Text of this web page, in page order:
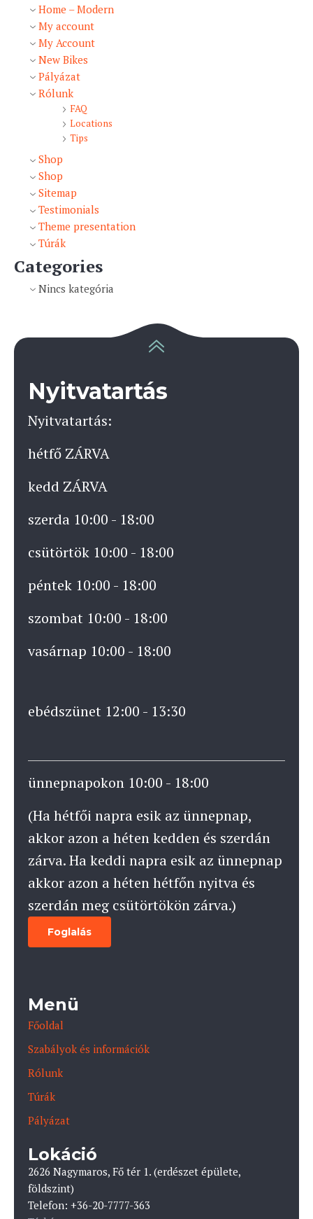
Home – Modern
My account
My Account
New Bikes
Pályázat
Rólunk
FAQ
Locations
Tips
Shop
Shop
Sitemap
Testimonials
Theme presentation
Túrák
Categories
Nincs kategória
Nyitvatartás
Nyitvatartás:
hétfő ZÁRVA
kedd ZÁRVA
szerda 10:00 - 18:00
csütörtök 10:00 - 18:00
péntek 10:00 - 18:00
szombat 10:00 - 18:00
vasárnap 10:00 - 18:00
ebédszünet 12:00 - 13:30
ünnepnapokon 10:00 - 18:00
(Ha hétfői napra esik az ünnepnap,
akkor azon a héten kedden és szerdán
zárva. Ha keddi napra esik az ünnepnap
akkor azon a héten hétfőn nyitva és
szerdán meg csütörtökön zárva.)
Foglalás
Menü
Főoldal
Szabályok és információk
Rólunk
Túrák
Pályázat
Lokáció
2626 Nagymaros, Fő tér 1. (erdészet épülete,
földszint)
Telefon: +36-20-7777-363